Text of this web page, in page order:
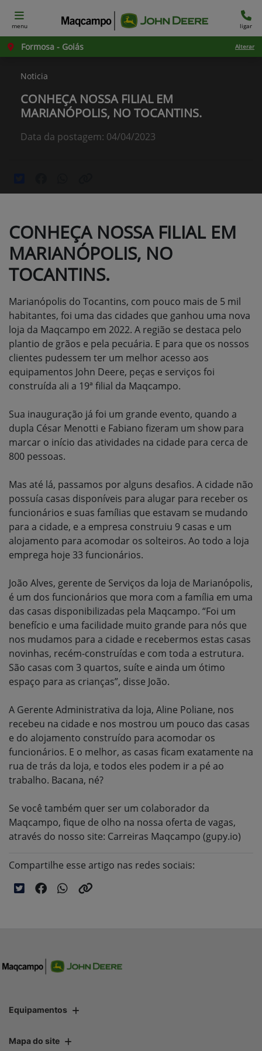
menu ligar
Formosa - Goiás Alterar
Noticia
CONHEÇA NOSSA FILIAL EM
MARIANÓPOLIS, NO TOCANTINS.
Data da postagem: 04/04/2023
CONHEÇA NOSSA FILIAL EM
MARIANÓPOLIS, NO
TOCANTINS.
Marianópolis do Tocantins, com pouco mais de 5 mil
habitantes, foi uma das cidades que ganhou uma nova
loja da Maqcampo em 2022. A região se destaca pelo
plantio de grãos e pela pecuária. E para que os nossos
clientes pudessem ter um melhor acesso aos
equipamentos John Deere, peças e serviços foi
construída ali a 19ª filial da Maqcampo.
Sua inauguração já foi um grande evento, quando a
dupla César Menotti e Fabiano fizeram um show para
marcar o início das atividades na cidade para cerca de
800 pessoas.
Mas até lá, passamos por alguns desafios. A cidade não
possuía casas disponíveis para alugar para receber os
funcionários e suas famílias que estavam se mudando
para a cidade, e a empresa construiu 9 casas e um
alojamento para acomodar os solteiros. Ao todo a loja
emprega hoje 33 funcionários.
João Alves, gerente de Serviços da loja de Marianópolis,
é um dos funcionários que mora com a família em uma
das casas disponibilizadas pela Maqcampo. “Foi um
benefício e uma facilidade muito grande para nós que
nos mudamos para a cidade e recebermos estas casas
novinhas, recém-construídas e com toda a estrutura.
São casas com 3 quartos, suíte e ainda um ótimo
espaço para as crianças”, disse João.
A Gerente Administrativa da loja, Aline Poliane, nos
recebeu na cidade e nos mostrou um pouco das casas
e do alojamento construído para acomodar os
funcionários. E o melhor, as casas ficam exatamente na
rua de trás da loja, e todos eles podem ir a pé ao
trabalho. Bacana, né?
Se você também quer ser um colaborador da
Maqcampo, fique de olho na nossa oferta de vagas,
através do nosso site: Carreiras Maqcampo (gupy.io)
Compartilhe esse artigo nas redes sociais:
Equipamentos
Mapa do site